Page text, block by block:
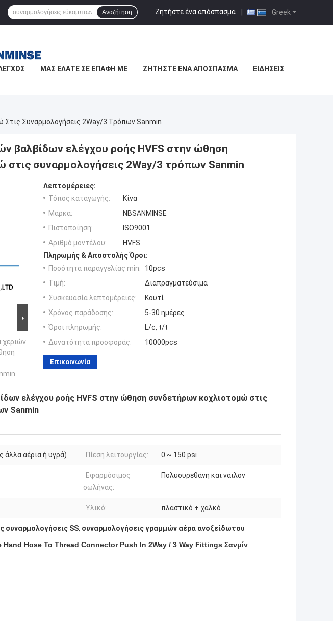
Greek
Ζητήστε ένα απόσπασμα |
Αναζήτηση
ΜΑΣ ΕΛΆΤΕ ΣΕ ΕΠΑΦΉ ΜΕ ΖΗΤΉΣΤΕ ΈΝΑ ΑΠΌΣΠΑΣΜΑ ΕΙΔΉΣΕΙΣ
Στις Συναρμολογήσεις 2Way/3 Τρόπων Sanmin
βαλβίδων ελέγχου ροής HVFS στην ώθηση
συναρμολογήσεις 2Way/3 τρόπων Sanmin
χεριών
Λεπτομέρειες:
Τόπος καταγωγής:
Κίνα
Μάρκα:
NBSANMINSE
Πιστοποίηση:
ISO9001
Αριθμό μοντέλου:
HVFS
Πληρωμής & Αποστολής Όροι:
Ποσότητα παραγγελίας min:
10pcs
Τιμή:
Διαπραγματεύσιμα
Συσκευασία λεπτομέρειες:
Κουτί
Χρόνος παράδοσης:
5-30 ημέρες
Όροι πληρωμής:
L/c, t/t
Δυνατότητα προσφοράς:
10000pcs
Επικοινωνία
ελέγχου ροής HVFS στην ώθηση συνδετήρων κοχλιοτομώ στις
Sanmin
άλλα αέρια ή υγρά) Πίεση λειτουργίας: 0 ~ 150 psi
Εφαρμόσιμος
σωλήνας:
Πολυουρεθάνη και νάιλον
Υλικό: πλαστικό + χαλκό
συναρμολογήσεις SS, συναρμολογήσεις γραμμών αέρα ανοξείδωτου
Hose To Thread Connector Push In 2Way / 3 Way Fittings Σανμίν